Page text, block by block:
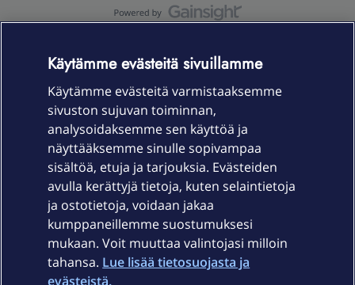
Laitteet & liittymät
Palvelut
Ajankohtaista
Käytämme evästeitä sivuillamme
Käytämme evästeitä varmistaaksemme
sivuston sujuvan toiminnan,
analysoidaksemme sen käyttöä ja
näyttääksemme sinulle sopivampaa
sisältöä, etuja ja tarjouksia. Evästeiden
avulla kerättyjä tietoja, kuten selaintietoja
ja ostotietoja, voidaan jakaa
kumppaneillemme suostumuksesi
mukaan. Voit muuttaa valintojasi milloin
tahansa. Lue lisää tietosuojasta ja
evästeistä.